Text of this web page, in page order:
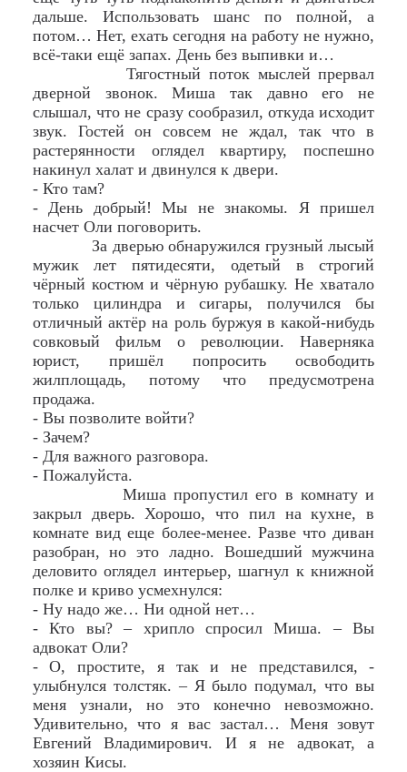
дальше. Использовать шанс по полной, а
потом… Нет, ехать сегодня на работу не нужно,
всё-таки ещё запах. День без выпивки и…
Тягостный поток мыслей прервал
дверной звонок. Миша так давно его не
слышал, что не сразу сообразил, откуда исходит
звук. Гостей он совсем не ждал, так что в
растерянности оглядел квартиру, поспешно
накинул халат и двинулся к двери.
- Кто там?
- День добрый! Мы не знакомы. Я пришел
насчет Оли поговорить.
За дверью обнаружился грузный лысый
мужик лет пятидесяти, одетый в строгий
чёрный костюм и чёрную рубашку. Не хватало
только цилиндра и сигары, получился бы
отличный актёр на роль буржуя в какой-нибудь
совковый фильм о революции. Наверняка
юрист, пришёл попросить освободить
жилплощадь, потому что предусмотрена
продажа.
- Вы позволите войти?
- Зачем?
- Для важного разговора.
- Пожалуйста.
Миша пропустил его в комнату и
закрыл дверь. Хорошо, что пил на кухне, в
комнате вид еще более-менее. Разве что диван
разобран, но это ладно. Вошедший мужчина
деловито оглядел интерьер, шагнул к книжной
полке и криво усмехнулся:
- Ну надо же… Ни одной нет…
- Кто вы? – хрипло спросил Миша. – Вы
адвокат Оли?
- О, простите, я так и не представился, -
улыбнулся толстяк. – Я было подумал, что вы
меня узнали, но это конечно невозможно.
Удивительно, что я вас застал… Меня зовут
Евгений Владимирович. И я не адвокат, а
хозяин Кисы.